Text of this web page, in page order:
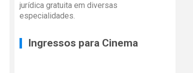
jurídica gratuita em diversas
especialidades.
Ingressos para Cinema